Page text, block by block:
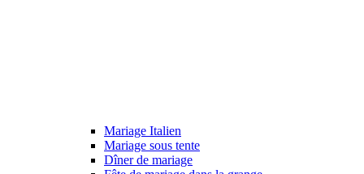
Mariage Italien
Mariage sous tente
Dîner de mariage